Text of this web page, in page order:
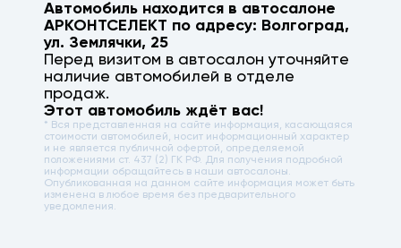
Автомобиль находится в автосалоне
АРКОНТСЕЛЕКТ по адресу: Волгоград,
ул. Землячки, 25
Перед визитом в автосалон уточняйте
наличие автомобилей в отделе
продаж.
Этот автомобиль ждёт вас!
* Вся представленная на сайте информация, касающаяся
стоимости автомобилей, носит информационный характер
и не является публичной офертой, определяемой
положениями ст. 437 (2) ГК РФ. Для получения подробной
информации обращайтесь в наши автосалоны.
Опубликованная на данном сайте информация может быть
изменена в любое время без предварительного
уведомления.